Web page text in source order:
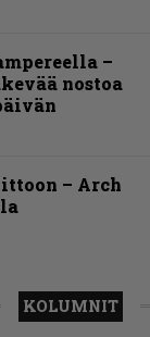
–
nostoa
– Arch
KOLUMNIT